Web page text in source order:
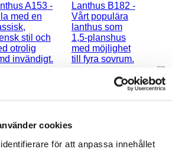
cookies
för att anpassa innehållet
A153-
med en
stil och
otrolig
invändigt.
Lanthus B182 -
Vårt populära
lanthus som
1,5-planshus
med möjlighet
till fyra sovrum.